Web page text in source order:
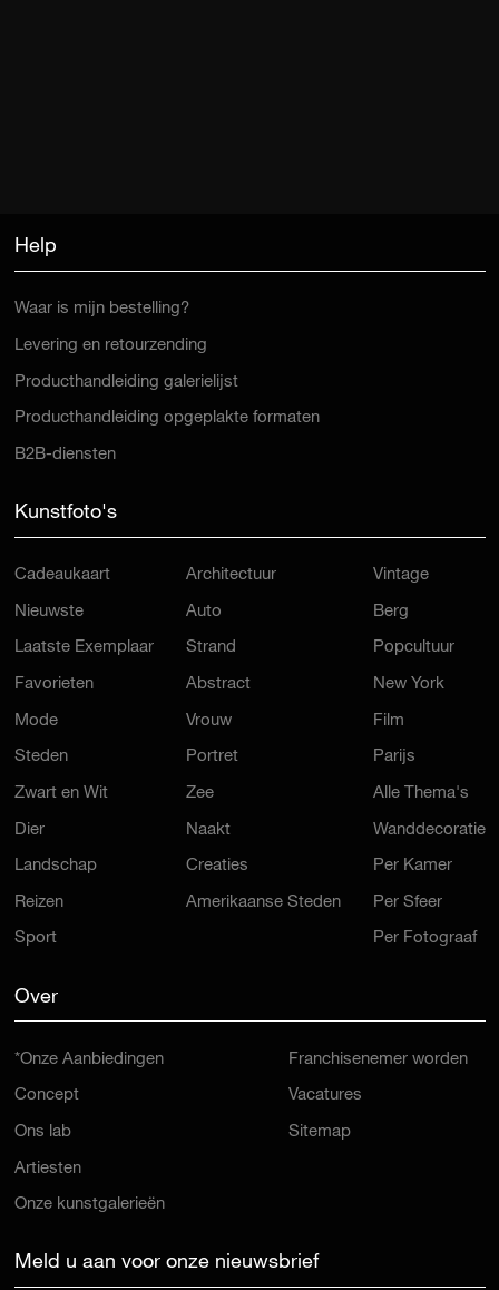
Help
Waar is mijn bestelling?
Levering en retourzending
Producthandleiding galerielijst
Producthandleiding opgeplakte formaten
B2B-diensten
Kunstfoto's
Cadeaukaart
Nieuwste
Laatste Exemplaar
Favorieten
Mode
Steden
Zwart en Wit
Dier
Landschap
Reizen
Sport
Architectuur
Auto
Strand
Abstract
Vrouw
Portret
Zee
Naakt
Creaties
Amerikaanse Steden
Vintage
Berg
Popcultuur
New York
Film
Parijs
Alle Thema's
Wanddecoratie
Per Kamer
Per Sfeer
Per Fotograaf
Over
*Onze Aanbiedingen
Concept
Ons lab
Artiesten
Onze kunstgalerieën
Franchisenemer worden
Vacatures
Sitemap
Meld u aan voor onze nieuwsbrief